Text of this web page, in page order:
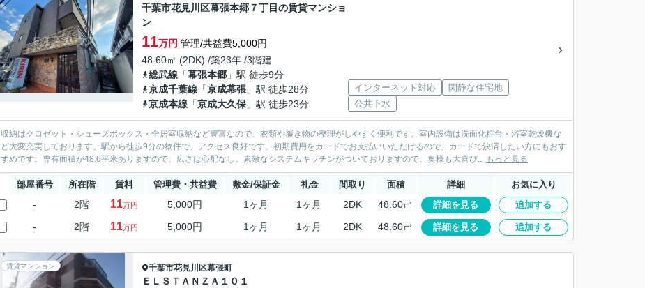
千葉市花見川区幕張本郷７丁目の賃貸マンショ
ン
11万円 管理/共益費5,000円
48.60㎡ (2DK) /築23年 /3階建
総武線 「幕張本郷 」駅 徒歩9分
京成千葉線 「京成幕張 」駅 徒歩28分
京成本線 「京成大久保 」駅 徒歩23分
インターネット対応
閑静な住宅地
公共下水
収納はクロゼット・シューズボックス・全居室収納など豊富なので、衣類や履き物の整理がしやすく便利です。室内設備は洗面化粧台・浴室乾燥機な
ど大変充実しております。駅から徒歩9分の物件で、アクセス良好です。初期費用をカードでお支払いいただけるので、カードで決済したい方にもおす
すめです。専有面積が48.6平米ありますので、広さは心配なし。素敵なシステムキッチンがついておりますので、奥様も大喜び... もっと見る
部屋番号 所在階 賃料 管理費・共益費 敷金/保証金 礼金 間取り 面積 詳細 お気に入り
- 2階 11万円 5,000円 1ヶ月 1ヶ月 2DK 48.60㎡ 詳細を見る 追加する
- 2階 11万円 5,000円 1ヶ月 1ヶ月 2DK 48.60㎡ 詳細を見る 追加する
賃貸マンション 千葉市花見川区幕張町
ＥＬＳＴＡＮＺＡ１０１